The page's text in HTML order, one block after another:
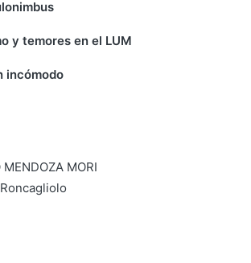
y temores en el LUM
incómodo
MENDOZA MORI